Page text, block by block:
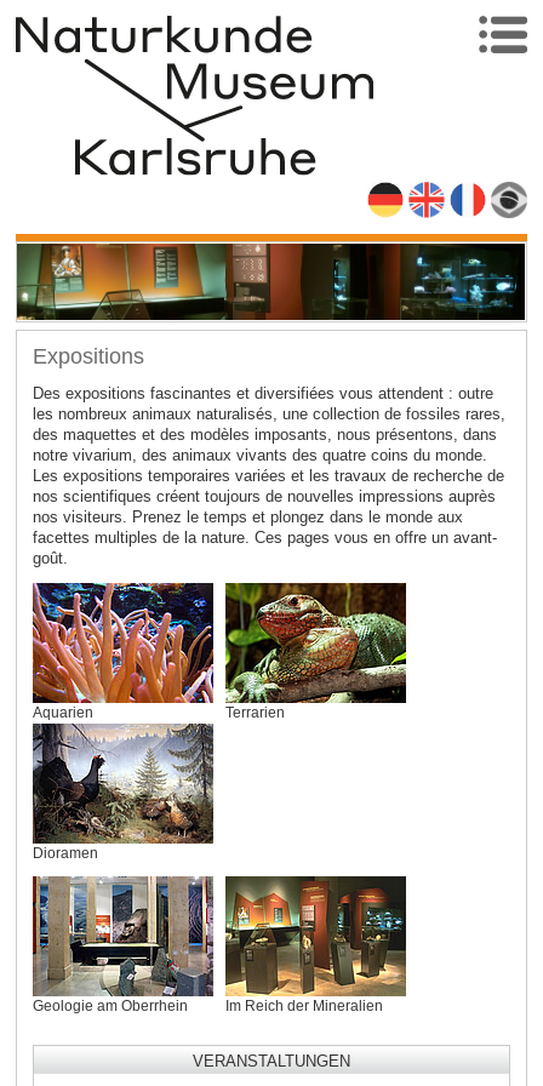
Expositions
Des expositions fascinantes et diversifiées vous attendent : outre
les nombreux animaux naturalisés, une collection de fossiles rares,
des maquettes et des modèles imposants, nous présentons, dans
notre vivarium, des animaux vivants des quatre coins du monde.
Les expositions temporaires variées et les travaux de recherche de
nos scientifiques créent toujours de nouvelles impressions auprès
nos visiteurs. Prenez le temps et plongez dans le monde aux
facettes multiples de la nature. Ces pages vous en offre un avant-
goût.
Aquarien Terrarien
Dioramen
Geologie am Oberrhein Im Reich der Mineralien
VERANSTALTUNGEN